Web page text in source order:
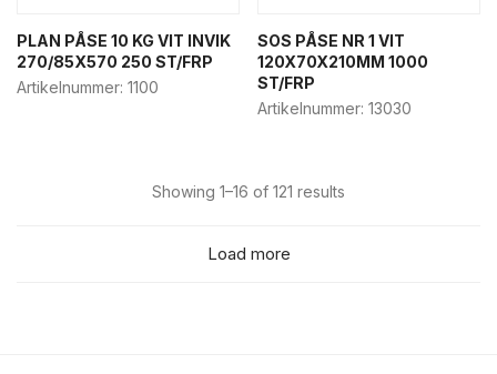
PLAN PÅSE 10 KG VIT INVIK
270/85X570 250 ST/FRP
Artikelnummer: 1100
SOS PÅSE NR 1 VIT
120X70X210MM 1000
ST/FRP
Artikelnummer: 13030
Showing 1–16 of 121 results
Load more